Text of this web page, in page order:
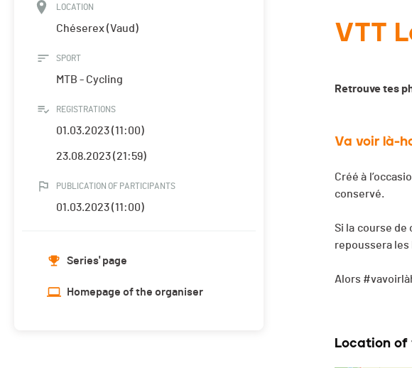
LOCATION
Chéserex (Vaud)
SPORT
MTB - Cycling
REGISTRATIONS
01.03.2023 (11:00)
23.08.2023 (21:59)
PUBLICATION OF PARTICIPANTS
01.03.2023 (11:00)
Series' page
Homepage of the organiser
VTT
Retrouve tes
Va voir là-
Créé à
conservé.
Si la course de
repoussera
Alors
Location of